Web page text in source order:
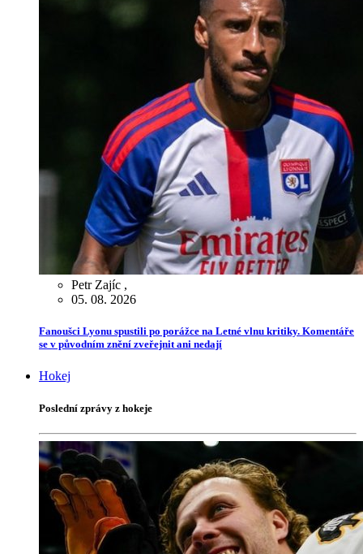
Petr Zajíc ,
05. 08. 2026
Fanoušci Lyonu spustili po porážce na Letné vlnu kritiky. Komentáře
se v původním znění zveřejnit ani nedají
Hokej
Poslední zprávy z hokeje